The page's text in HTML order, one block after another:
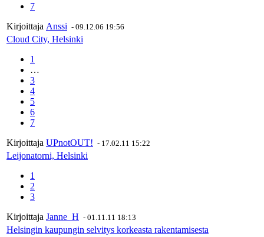
7
Kirjoittaja Anssi - 09.12.06 19:56
Cloud City, Helsinki
1
…
3
4
5
6
7
Kirjoittaja UPnotOUT! - 17.02.11 15:22
Leijonatorni, Helsinki
1
2
3
Kirjoittaja Janne_H - 01.11.11 18:13
Helsingin kaupungin selvitys korkeasta rakentamisesta